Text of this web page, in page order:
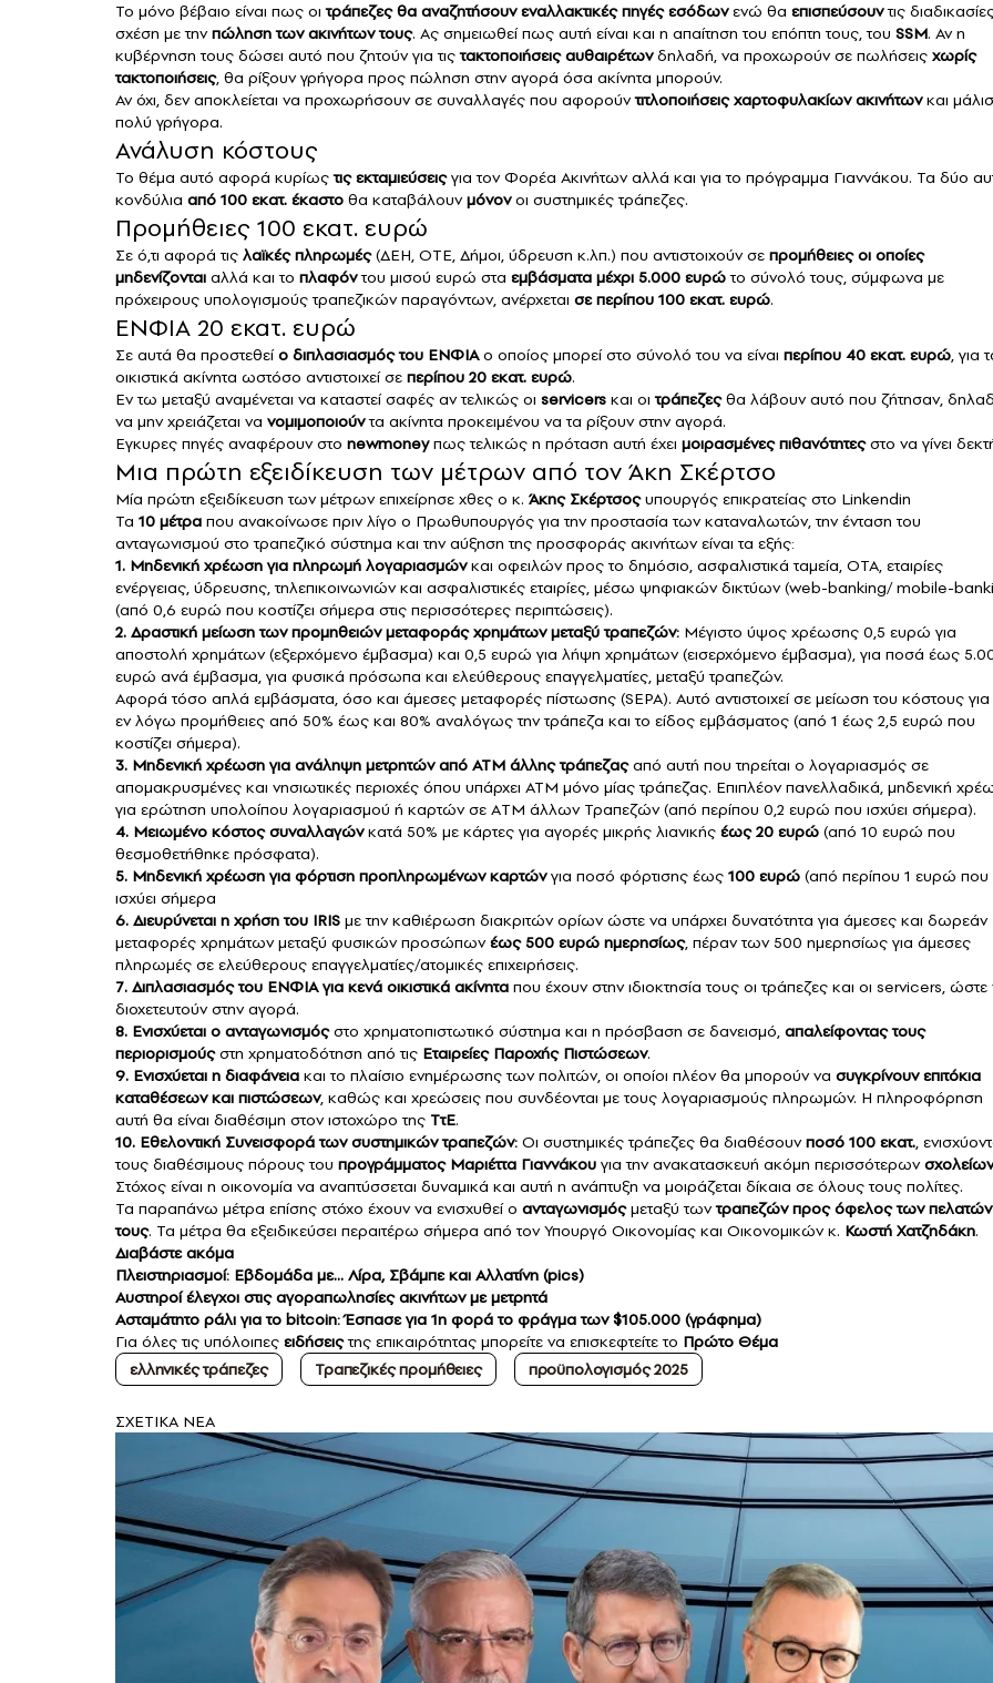
Το μόνο βέβαιο είναι πως οιτράπεζες θα αναζητήσουν εναλλακτικές πηγές εσόδωνενώ θα επισπεύσουντις
σχέση με τηνπώληση των ακινήτων τους. Ας σημειωθεί πως αυτή είναι και η απαίτηση του επόπτη τους, του SSM. Αν η
κυβέρνηση τους δώσει αυτό που ζητούν για τιςτακτοποιήσεις αυθαιρέτωνδηλαδή, να προχωρούν σε πωλήσεις χωρίς
τακτοποιήσεις, θα ρίξουν γρήγορα προς πώληση στην αγορά όσα ακίνητα μπορούν.
Αν όχι, δεν αποκλείεται να προχωρήσουν σε συναλλαγές που αφορούντιτλοποιήσεις χαρτοφυλακίων ακινήτωνκαι
πολύ γρήγορα.
Ανάλυση κόστους
Το θέμα αυτό αφορά κυρίωςτις εκταμιεύσειςγια τον Φορέα Ακινήτων αλλά και για το πρόγραμμα Γιαννάκου. Τα δύο
κονδύλια από 100 εκατ. έκαστο θα καταβάλουνμόνονοι συστημικές τράπεζες.
Προμήθειες 100 εκατ. ευρώ
Σε ό,τι αφορά τις λαϊκές πληρωμές(ΔΕΗ, ΟΤΕ, Δήμοι, ύδρευση κ.λπ.) που αντιστοιχούν σε προμήθειεςοι οποίες
μηδενίζονται αλλά και το πλαφόντου μισού ευρώ στα εμβάσματα μέχρι 5.000 ευρώτο σύνολό τους, σύμφωνα με
πρόχειρους υπολογισμούς τραπεζικών παραγόντων, ανέρχεται σε περίπου 100 εκατ. ευρώ.
ΕΝΦΙΑ 20 εκατ. ευρώ
Σε αυτά θα προστεθείο διπλασιασμός του ΕΝΦΙΑο οποίος μπορεί στο σύνολό του να είναι περίπου 40 εκατ. ευρώ, για
οικιστικά ακίνητα ωστόσο αντιστοιχεί σε περίπου 20 εκατ. ευρώ.
Εν τω μεταξύ αναμένεται να καταστεί σαφές αν τελικώς οι servicers και οιτράπεζεςθα λάβουν αυτό που ζήτησαν,
να μην χρειάζεται να νομιμοποιούντα ακίνητα προκειμένου να τα ρίξουν στην αγορά.
Εγκυρες πηγές αναφέρουν στο newmoneyπως τελικώς η πρόταση αυτή έχει μοιρασμένες πιθανότητεςστο να γίνει
Μια πρώτη εξειδίκευση των μέτρων από τον Άκη Σκέρτσο
Mία πρώτη εξειδίκευση των μέτρων επιχείρησε χθες ο κ. Άκης Σκέρτσοςυπουργός επικρατείας στο Linkendin
Τα 10 μέτρα που ανακοίνωσε πριν λίγο ο Πρωθυπουργός για την προστασία των καταναλωτών, την ένταση του
ανταγωνισμού στο τραπεζικό σύστημα και την αύξηση της προσφοράς ακινήτων είναι τα εξής:
1. Μηδενική χρέωση για πληρωμή λογαριασμώνκαι οφειλών προς το δημόσιο, ασφαλιστικά ταμεία, ΟΤΑ, εταιρίες
ενέργειας, ύδρευσης, τηλεπικοινωνιών και ασφαλιστικές εταιρίες, μέσω ψηφιακών δικτύων (web-banking/ mobile-
(από 0,6 ευρώ που κοστίζει σήμερα στις περισσότερες περιπτώσεις).
2. Δραστική μείωση των προμηθειών μεταφοράς χρημάτων μεταξύ τραπεζών: Μέγιστο ύψος χρέωσης 0,5 ευρώ για
αποστολή χρημάτων (εξερχόμενο έμβασμα) και 0,5 ευρώ για λήψη χρημάτων (εισερχόμενο έμβασμα), για ποσά έως
ευρώ ανά έμβασμα, για φυσικά πρόσωπα και ελεύθερους επαγγελματίες, μεταξύ τραπεζών.
Αφορά τόσο απλά εμβάσματα, όσο και άμεσες μεταφορές πίστωσης (SEPA). Αυτό αντιστοιχεί σε μείωση του κόστους για
εν λόγω προμήθειες από 50% έως και 80% αναλόγως την τράπεζα και το είδος εμβάσματος (από 1 έως 2,5 ευρώ που
κοστίζει σήμερα).
3. Μηδενική χρέωση για ανάληψη μετρητών από ΑΤM άλλης τράπεζαςαπό αυτή που τηρείται ο λογαριασμός σε
απομακρυσμένες και νησιωτικές περιοχές όπου υπάρχει ΑΤΜ μόνο μίας τράπεζας. Επιπλέον πανελλαδικά, μηδενική
για ερώτηση υπολοίπου λογαριασμού ή καρτών σε ΑTM άλλων Τραπεζών (από περίπου 0,2 ευρώ που ισχύει σήμερα).
4. Μειωμένο κόστος συναλλαγώνκατά 50% με κάρτες για αγορές μικρής λιανικής έως 20 ευρώ (από 10 ευρώ που
θεσμοθετήθηκε πρόσφατα).
5. Μηδενική χρέωση για φόρτιση προπληρωμένων καρτώνγια ποσό φόρτισης έως 100 ευρώ (από περίπου 1 ευρώ που
ισχύει σήμερα
6. Διευρύνεται η χρήση του IRIS με την καθιέρωση διακριτών ορίων ώστε να υπάρχει δυνατότητα για άμεσες και δωρεάν
μεταφορές χρημάτων μεταξύ φυσικών προσώπωνέως 500 ευρώ ημερησίως, πέραν των 500 ημερησίως για άμεσες
πληρωμές σε ελεύθερους επαγγελματίες/ατομικές επιχειρήσεις.
7. Διπλασιασμός του ΕΝΦΙΑ για κενά οικιστικά ακίνητα που έχουν στην ιδιοκτησία τους οι τράπεζες και οι servicers, ώστε
διοχετευτούν στην αγορά.
8. Ενισχύεται ο ανταγωνισμόςστο χρηματοπιστωτικό σύστημα και η πρόσβαση σε δανεισμό, απαλείφοντας τους
περιορισμούςστη χρηματοδότηση από τις Εταιρείες Παροχής Πιστώσεων.
9. Ενισχύεται η διαφάνεια και το πλαίσιο ενημέρωσης των πολιτών, οι οποίοι πλέον θα μπορούν να συγκρίνουν επιτόκια
καταθέσεων και πιστώσεων, καθώς και χρεώσεις που συνδέονται με τους λογαριασμούς πληρωμών. Η πληροφόρηση
αυτή θα είναι διαθέσιμη στον ιστοχώρο της ΤτΕ.
10. Εθελοντική Συνεισφορά των συστημικών τραπεζών: Οι συστημικές τράπεζες θα διαθέσουνποσό 100 εκατ.,
τους διαθέσιμους πόρους του προγράμματος Μαριέττα Γιαννάκου για την ανακατασκευή ακόμη περισσότερωνσχολείων
Στόχος είναι η οικονομία να αναπτύσσεται δυναμικά και αυτή η ανάπτυξη να μοιράζεται δίκαια σε όλους τους πολίτες.
Τα παραπάνω μέτρα επίσης στόχο έχουν να ενισχυθεί ο ανταγωνισμόςμεταξύ τωντραπεζών προς όφελος των πελατών
τους. Τα μέτρα θα εξειδικεύσει περαιτέρω σήμερα από τον Υπουργό Οικονομίας και Οικονομικών κ. Κωστή Χατζηδάκη.
Διαβάστε ακόμα
Πλειστηριασμοί: Εβδομάδα με… Λίρα, Σβάμπε και Αλλατίνη (pics)
Αυστηροί έλεγχοι στις αγοραπωλησίες ακινήτων με μετρητά
Ασταμάτητο ράλι για το bitcoin: Έσπασε για 1η φορά το φράγμα των $105.000 (γράφημα)
Για όλες τις υπόλοιπες ειδήσεις της επικαιρότητας μπορείτε να επισκεφτείτε το Πρώτο Θέμα
ελληνικές τράπεζες
Τραπεζικές προμήθειες προϋπολογισμός 2025
ΣXETIKA NEA